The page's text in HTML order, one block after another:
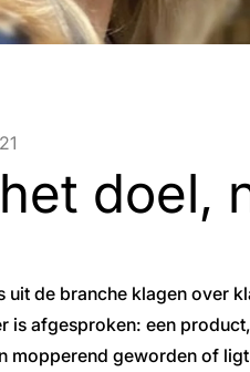
doel,
uit de branche klagen over
is afgesproken: een
mopperend geworden of